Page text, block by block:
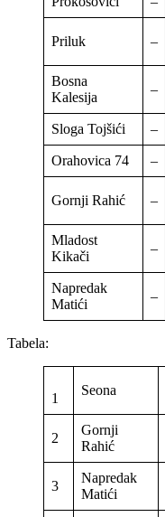
Priluk –
Bosna
Kalesija
–
Sloga Tojšići –
Orahovica 74 –
Gornji Rahić –
Mladost
Kikači
–
Napredak
Matići
–
Tabela:
1
Seona
2
Gornji
Rahić
3
Napredak
Matići